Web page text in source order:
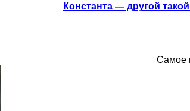
Константа — другой
Самое